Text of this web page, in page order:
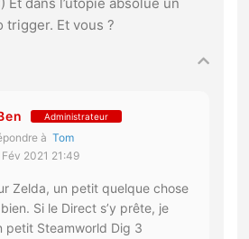
trigger. Et vous ?
Administrateur
àTom
Fév 2021 21:49
Zelda, un petit quelque chose
Si le Direct s’y prête, je
petit Steamworld Dig 3